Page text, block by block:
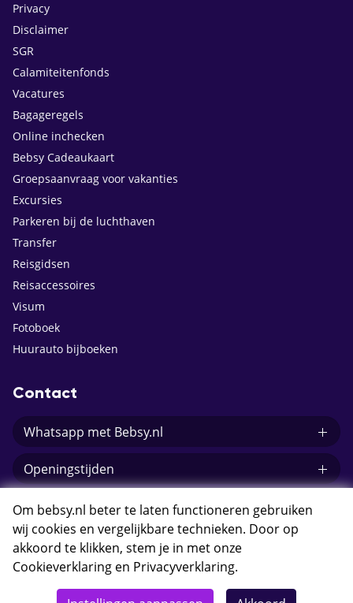
Privacy
Disclaimer
SGR
Calamiteitenfonds
Vacatures
Bagageregels
Online inchecken
Bebsy Cadeaukaart
Groepsaanvraag voor vakanties
Excursies
Parkeren bij de luchthaven
Transfer
Reisgidsen
Reisaccessoires
Visum
Fotoboek
Huurauto bijboeken
Contact
Whatsapp met Bebsy.nl
Openingstijden
E-mail Bebsy.nl
Om bebsy.nl beter te laten functioneren gebruiken
wij cookies en vergelijkbare technieken. Door op
akkoord te klikken, stem je in met onze
Cookieverklaring en Privacyverklaring.